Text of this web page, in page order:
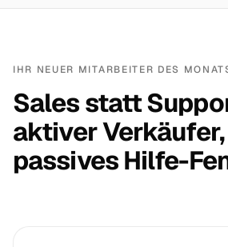
IHR NEUER MITARBEITER DES
Sales statt
aktiver
passives Hilfe-